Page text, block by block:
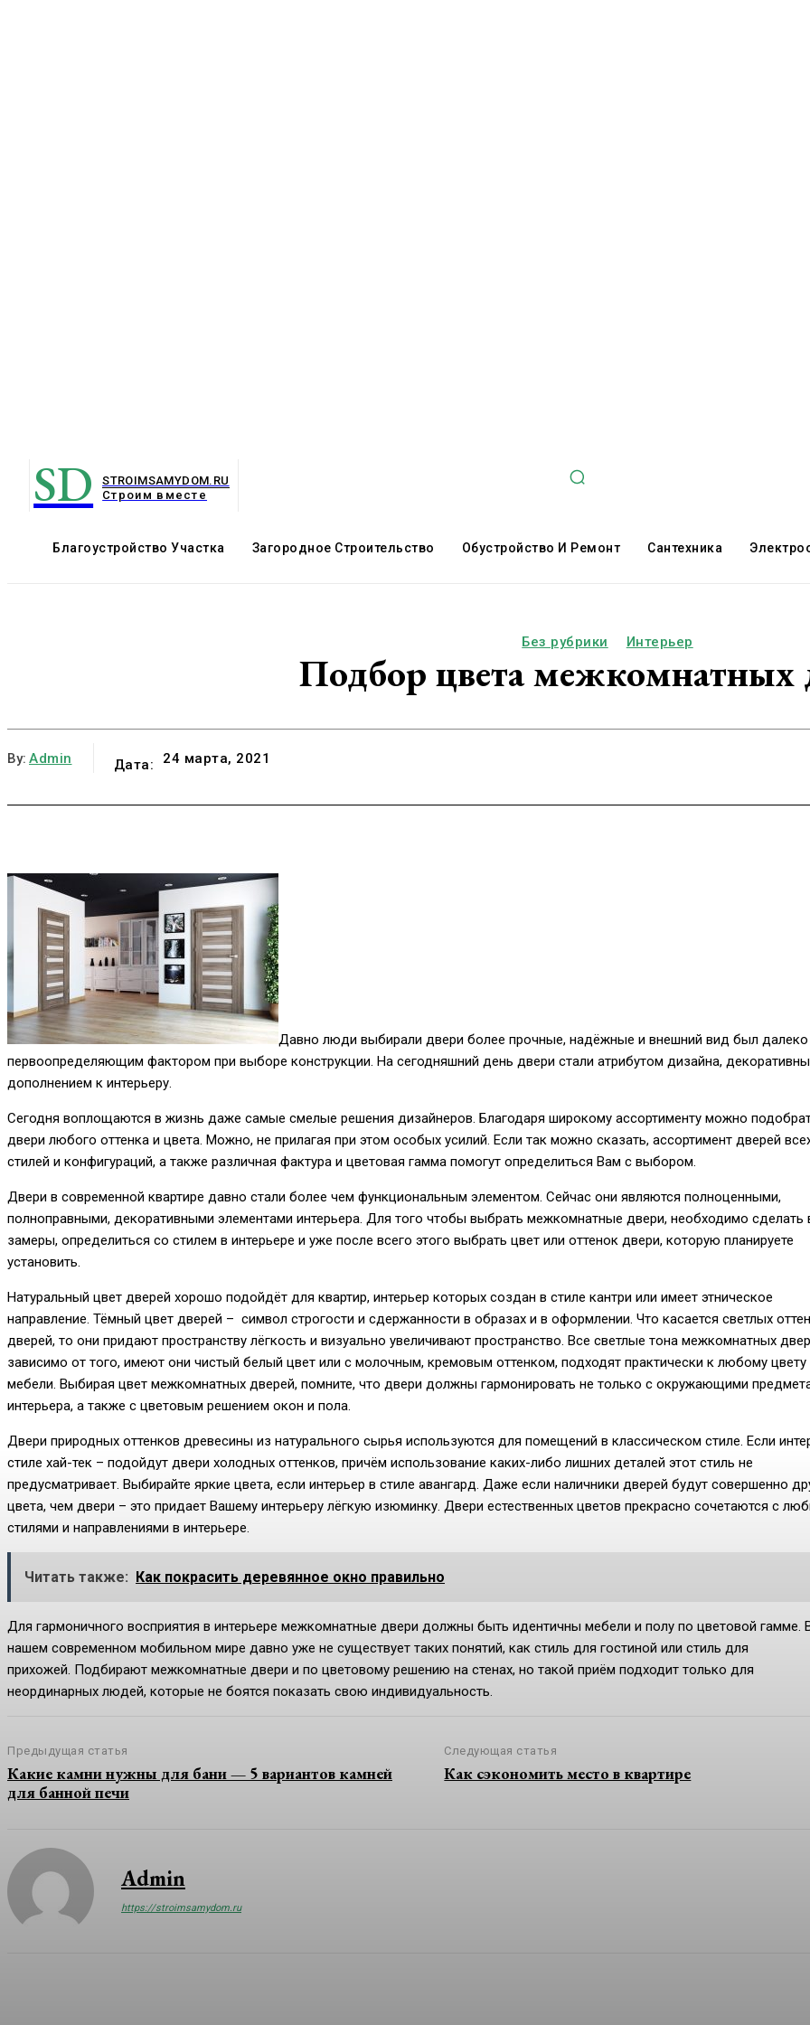
SD
STROIMSAMYDOM.RU
Строим вместе
Благоустройство Участка Загородное Строительство Обустройство И Ремонт Сантехника
Без рубрики Интерьер
Подбор цвета межкомнатных
By: Admin Дата: 24 марта, 2021
Давно люди выбирали двери более прочные, надёжные и внешний вид был далеко
первоопределяющим фактором при выборе конструкции. На сегодняшний день двери стали атрибутом дизайна,
дополнением к интерьеру.
Сегодня воплощаются в жизнь даже самые смелые решения дизайнеров. Благодаря широкому ассортименту можно
двери любого оттенка и цвета. Можно, не прилагая при этом особых усилий. Если так можно сказать, ассортимент дверей
стилей и конфигураций, а также различная фактура и цветовая гамма помогут определиться Вам с выбором.
Двери в современной квартире давно стали более чем функциональным элементом. Сейчас они являются полноценными,
полноправными, декоративными элементами интерьера. Для того чтобы выбрать межкомнатные двери, необходимо сделать
замеры, определиться со стилем в интерьере и уже после всего этого выбрать цвет или оттенок двери, которую планируете
установить.
Натуральный цвет дверей хорошо подойдёт для квартир, интерьер которых создан в стиле кантри или имеет этническое
направление. Тёмный цвет дверей – символ строгости и сдержанности в образах и в оформлении. Что касается светлых
дверей, то они придают пространству лёгкость и визуально увеличивают пространство. Все светлые тона межкомнатных
зависимо от того, имеют они чистый белый цвет или с молочным, кремовым оттенком, подходят практически к любому цвету
мебели. Выбирая цвет межкомнатных дверей, помните, что двери должны гармонировать не только с окружающими
интерьера, а также с цветовым решением окон и пола.
Двери природных оттенков древесины из натурального сырья используются для помещений в классическом стиле. Если
стиле хай-тек – подойдут двери холодных оттенков, причём использование каких-либо лишних деталей этот стиль не
предусматривает. Выбирайте яркие цвета, если интерьер в стиле авангард. Даже если наличники дверей будут совершенно
цвета, чем двери – это придает Вашему интерьеру лёгкую изюминку. Двери естественных цветов прекрасно сочетаются с
стилями и направлениями в интерьере.
Читать также: Как покрасить деревянное окно правильно
Для гармоничного восприятия в интерьере межкомнатные двери должны быть идентичны мебели и полу по цветовой гамме.
нашем современном мобильном мире давно уже не существует таких понятий, как стиль для гостиной или стиль для
прихожей. Подбирают межкомнатные двери и по цветовому решению на стенах, но такой приём подходит только для
неординарных людей, которые не боятся показать свою индивидуальность.
Предыдущая статья
Какие камни нужны для бани — 5 вариантов камней
для банной печи
Следующая статья
Как сэкономить место в квартире
Admin
https://stroimsamydom.ru